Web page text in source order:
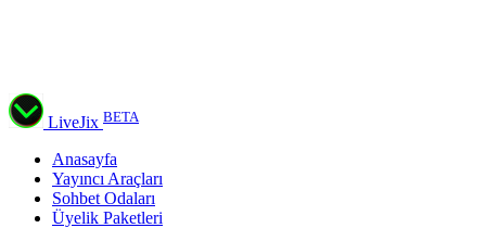
LiveJix BETA
Anasayfa
Yayıncı Araçları
Sohbet Odaları
Üyelik Paketleri